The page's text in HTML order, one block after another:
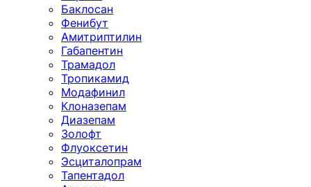
Баклосан
Фенибут
Амитриптилин
Габапентин
Трамадол
Тропикамид
Модафинил
Клоназепам
Диазепам
Золофт
Флуоксетин
Эсциталопрам
Тапентадол